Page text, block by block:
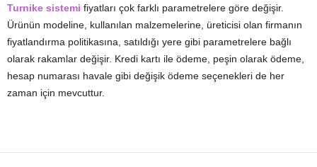
Turnike sistemi fiyatları çok farklı parametrelere göre değişir.
Ürünün modeline, kullanılan malzemelerine, üreticisi olan firmanın
fiyatlandırma politikasına, satıldığı yere gibi parametrelere bağlı
olarak rakamlar değişir. Kredi kartı ile ödeme, peşin olarak ödeme,
hesap numarası havale gibi değişik ödeme seçenekleri de her
zaman için mevcuttur.